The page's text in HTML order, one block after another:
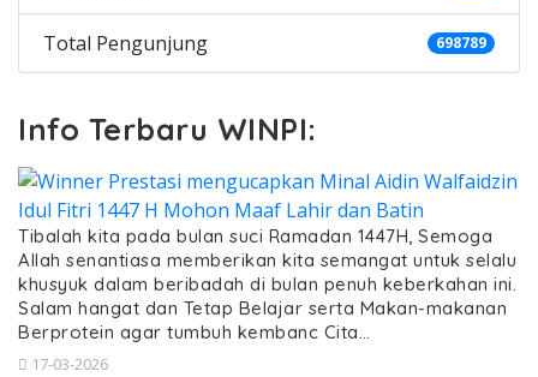
Total Pengunjung 698789
Info Terbaru WINPI:
Tibalah kita pada bulan suci Ramadan 1447H, Semoga
Allah senantiasa memberikan kita semangat untuk selalu
khusyuk dalam beribadah di bulan penuh keberkahan ini.
Salam hangat dan Tetap Belajar serta Makan-makanan
Berprotein agar tumbuh kembanc Cita…
17-03-2026